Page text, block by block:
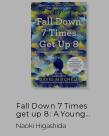
55%
dcto.
S/ 204,98
S/ 92,24
Fall Down 7 Times
get up 8: A Young
Man's Voice From the
Silence of Autism (en
Naoki Higashida